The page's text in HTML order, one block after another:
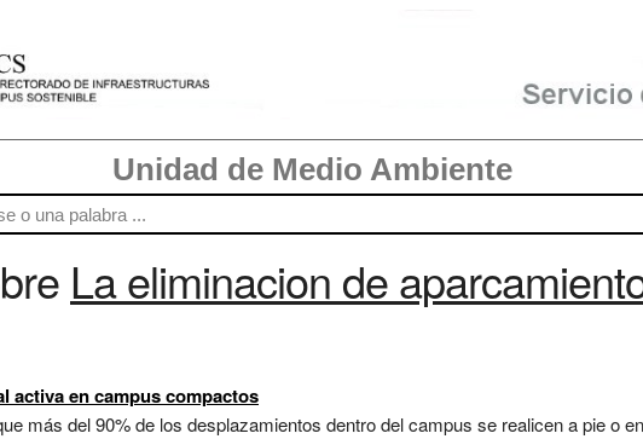
Unidad de Medio Ambiente
La eliminacion de
activa en campus compactos
más del 90% de los desplazamientos dentro del campus se realicen a pie o